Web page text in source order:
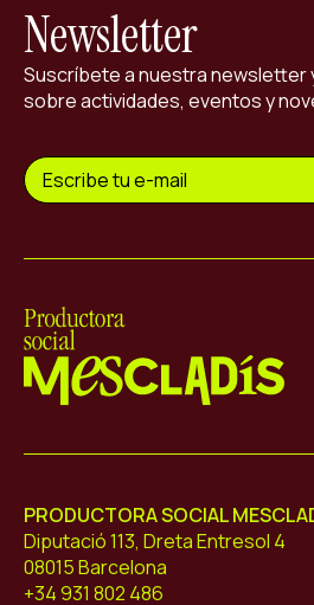
Newsletter
Suscríbete a nuestra newsletter
sobre actividades, eventos y
PRODUCTORA SOCIAL
Diputació 113, Dreta Entresol 4
08015 Barcelona
+34 931 802 486